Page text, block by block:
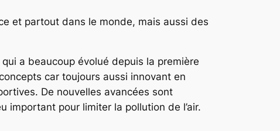
et partout dans le monde, mais aussi des
a beaucoup évolué depuis la première
car toujours aussi innovant en
De nouvelles avancées sont
important pour limiter la pollution de l’air.